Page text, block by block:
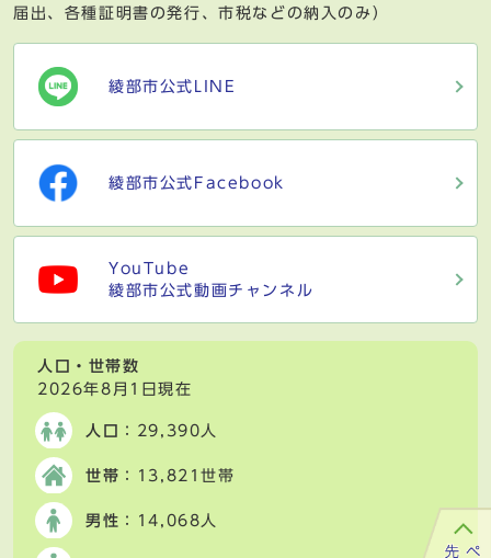
届出、各種証明書の発行、市税などの納入のみ）
綾部市公式LINE
綾部市公式Facebook
YouTube
綾部市公式動画チャンネル
人口・世帯数
2026年8月1日現在
人口 ：29,390人
世帯 ：13,821世帯
男性 ：14,068人